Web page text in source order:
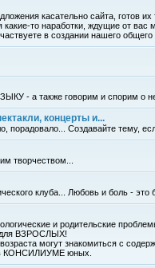
касательно сайта, готов
то наработки, ждущие от вас
в создании нашего общего
- а также говорим и спорим о
концерты и...
порадовало... Создавайте тему,
творчеством...
клуба... Любовь и боль - это
и родительские
для ВЗРОСЛЫХ!
возраста могут знакомиться с
в КОНСИЛИУМЕ юных.